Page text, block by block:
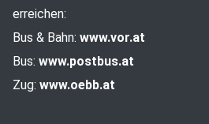
erreichen:
Bus & Bahn: www.vor.at
Bus: www.postbus.at
Zug: www.oebb.at